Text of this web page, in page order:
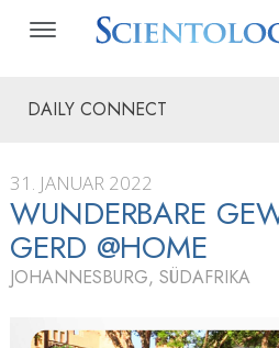
DAILY CONNECT
31. JANUAR 2022
WUNDERBARE
GERD @HOME
JOHANNESBURG, SÜDAFRIKA